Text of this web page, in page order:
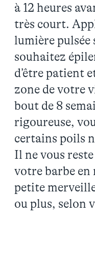
à 12 heures
très court.
lumière pulsée
souhaitez
d’être patient
zone de votre
bout de 8
rigoureuse,
certains poils
Il ne vous
votre barbe en
petite
ou plus, selon